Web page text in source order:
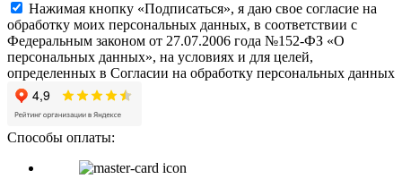
Нажимая кнопку «Подписаться», я даю свое согласие на
обработку моих персональных данных, в соответствии с
Федеральным законом от 27.07.2006 года №152-ФЗ «О
персональных данных», на условиях и для целей,
определенных в Согласии на обработку персональных данных
Способы оплаты: